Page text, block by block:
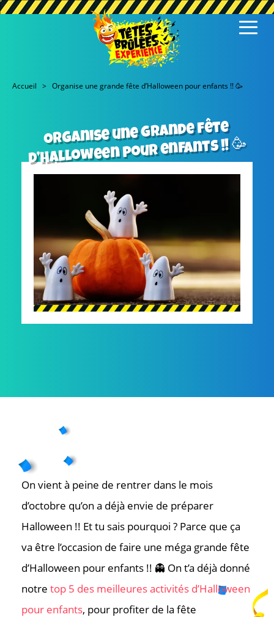
Accueil Organise une grande fête d’Halloween pour enfants !! 🥳
Organise une grande fête
d’Halloween pour enfants !! 🥳
On vient à peine de rentrer dans le mois
d’octobre qu’on a déjà envie de préparer
Halloween !! Et tu sais pourquoi ? Parce que ça
va être l’occasion de faire une méga grande fête
d’Halloween pour enfants !! 👻 On t’a déjà donné
notre top 5 des meilleures activités d’Halloween
pour enfants, pour profiter de la fête